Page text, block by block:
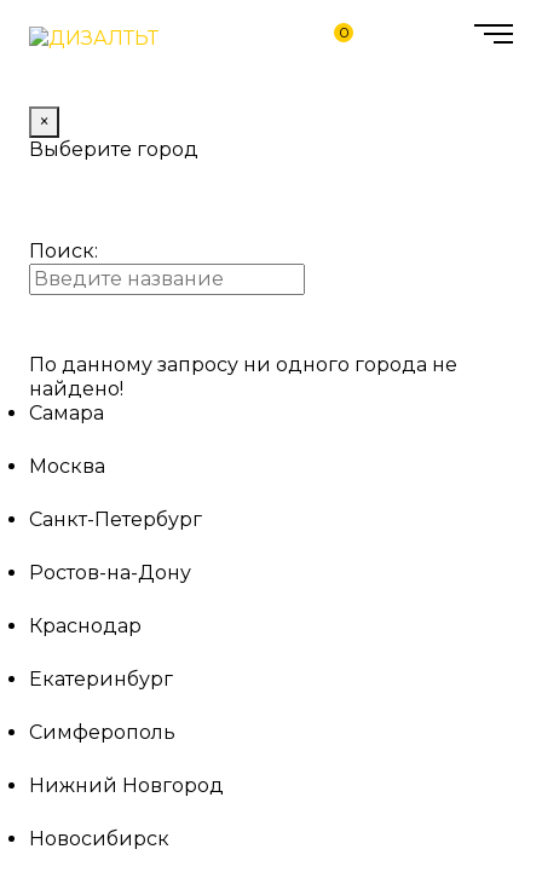
0
×
Выберите город
Поиск:
По данному запросу ни одного города не
найдено!
Самара
Москва
Санкт-Петербург
Ростов-на-Дону
Краснодар
Екатеринбург
Симферополь
Нижний Новгород
Новосибирск